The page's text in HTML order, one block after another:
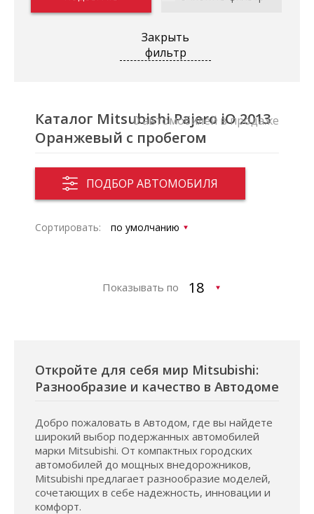
Закрыть
фильтр
Каталог Mitsubishi Pajero iO 2013
Оранжевый с пробегом
ПОДБОР АВТОМОБИЛЯ
0 автомобилей в продаже
Сортировать:
Показывать по
Откройте для себя мир Mitsubishi:
Разнообразие и качество в Автодоме
Добро пожаловать в Автодом, где вы найдете
широкий выбор подержанных автомобилей
марки Mitsubishi. От компактных городских
автомобилей до мощных внедорожников,
Mitsubishi предлагает разнообразие моделей,
сочетающих в себе надежность, инновации и
комфорт.